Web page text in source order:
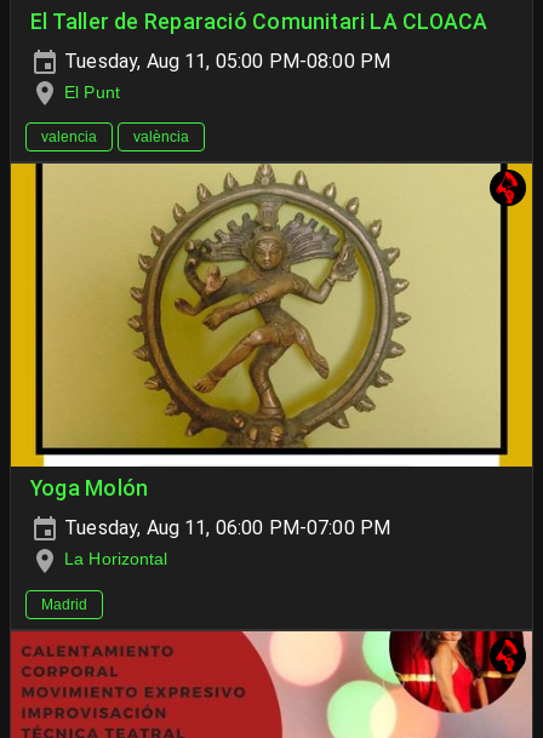
El Taller de Reparació Comunitari LA CLOACA
Tuesday, Aug 11, 05:00 PM-08:00 PM
El Punt
valencia valència
Yoga Molón
Tuesday, Aug 11, 06:00 PM-07:00 PM
La Horizontal
Madrid